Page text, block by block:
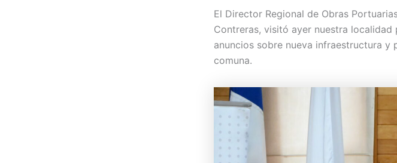
El Director Regional de Obras
Contreras, visitó ayer nuestra
anuncios sobre nueva infraestructura
comuna.